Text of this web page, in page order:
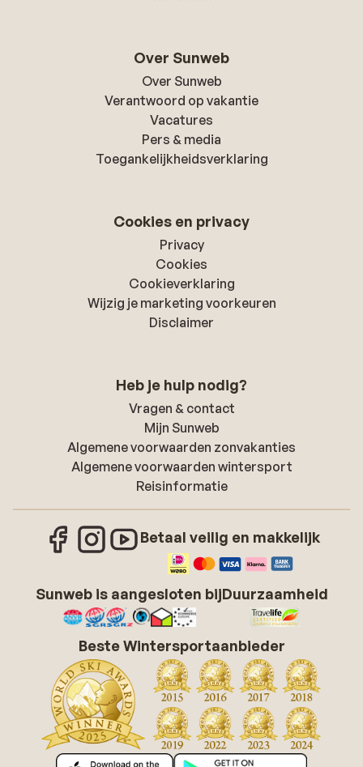
Over Sunweb
Over Sunweb
Verantwoord op vakantie
Vacatures
Pers & media
Toegankelijkheidsverklaring
Cookies en privacy
Privacy
Cookies
Cookieverklaring
Wijzig je marketing voorkeuren
Disclaimer
Heb je hulp nodig?
Vragen & contact
Mijn Sunweb
Algemene voorwaarden zonvakanties
Algemene voorwaarden wintersport
Reisinformatie
Betaal veilig en makkelijk
Sunweb is aangesloten bijDuurzaamheid
Beste Wintersportaanbieder